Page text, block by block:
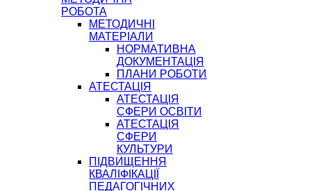
РОБОТА
МЕТОДИЧНІ
МАТЕРІАЛИ
НОРМАТИВНА
ДОКУМЕНТАЦІЯ
ПЛАНИ РОБОТИ
АТЕСТАЦІЯ
АТЕСТАЦІЯ
СФЕРИ ОСВІТИ
АТЕСТАЦІЯ
СФЕРИ
КУЛЬТУРИ
ПІДВИЩЕННЯ
КВАЛІФІКАЦІЇ
ПЕДАГОГІЧНИХ